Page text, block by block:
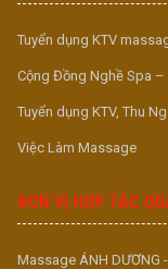
Tuyển dụng KTV
Cộng Đồng Nghề Spa
Tuyển dụng KTV, Thu
Việc Làm Massage
ĐƠN VỊ HỢP TÁC
Massage ÁNH DƯƠNG